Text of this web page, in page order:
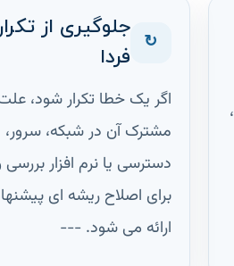
↻ جلوگیری از
فردا
اگر یک خطا تکرار شود،
مشترک آن در شبکه، سرور،
دسترسی یا نرم افزار بررسی
برای اصلاح ریشه ای
ارائه می شود. ---